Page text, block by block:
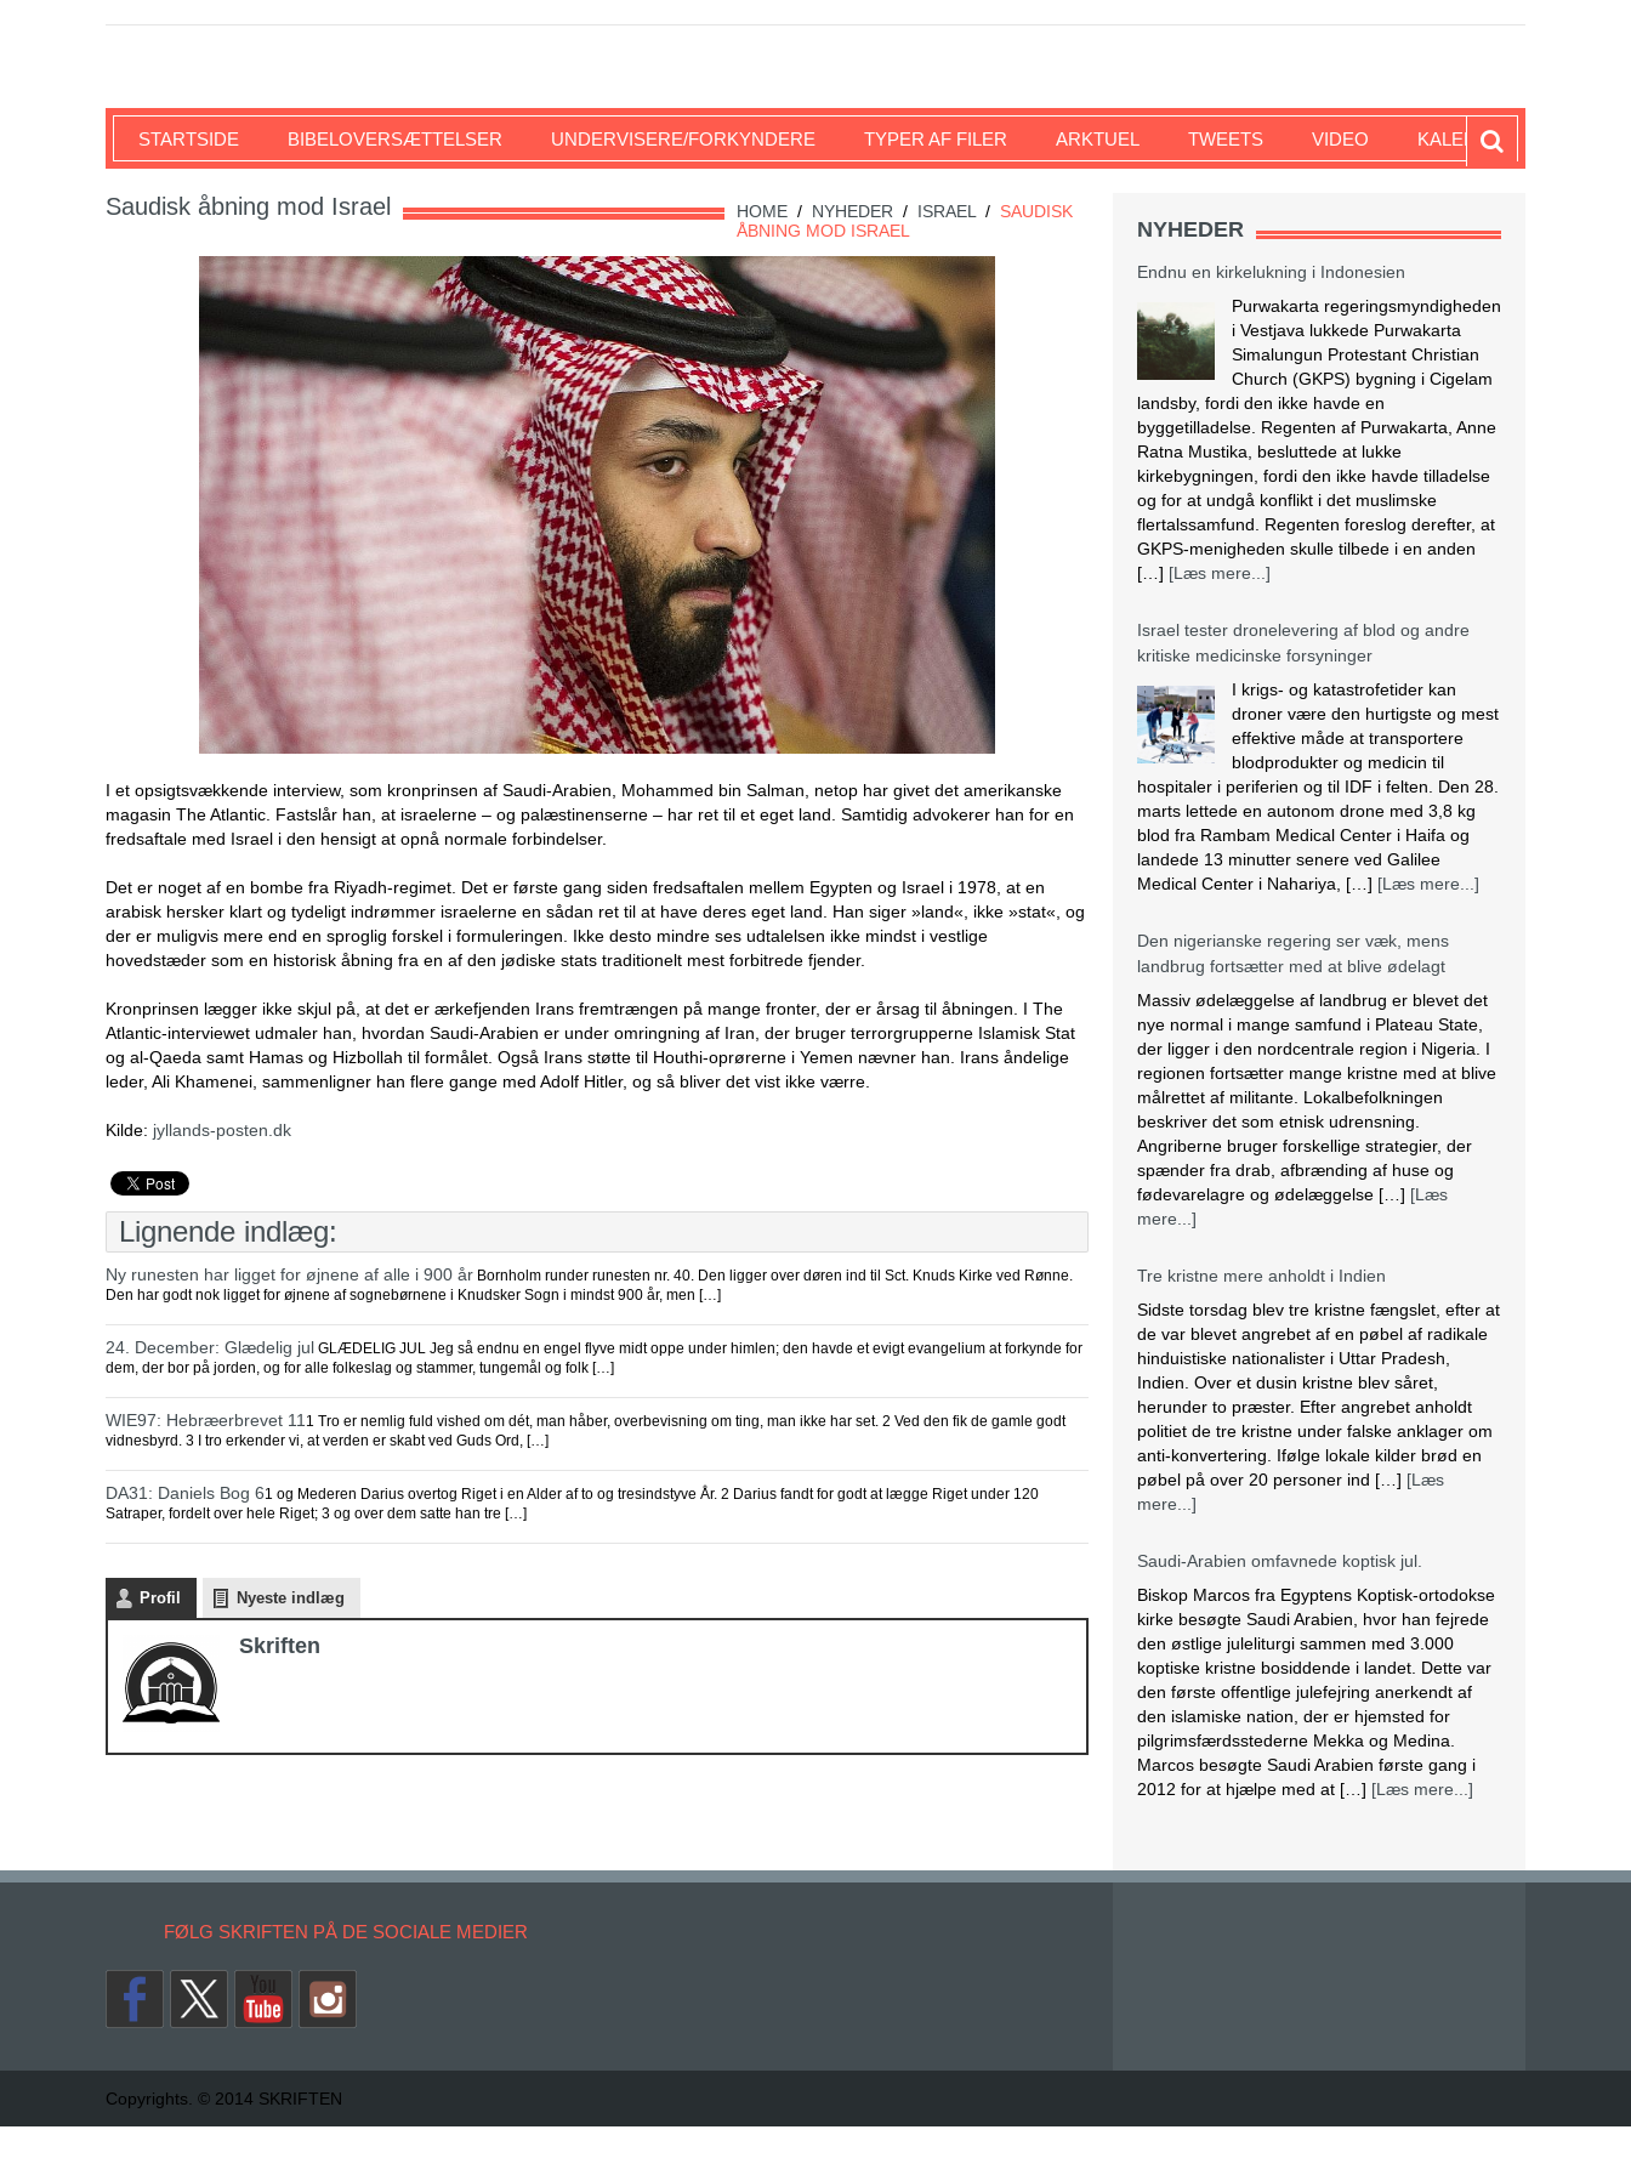
SKRIFTEN
STARTSIDE BIBELOVERSÆTTELSER UNDERVISERE/FORKYNDERE TYPER AF FILER ARKTUEL TWEETS VIDEO KALENDER
HOME / NYHEDER / ISRAEL / SAUDISK
ÅBNING MOD ISRAEL
Saudisk åbning mod Israel
I et opsigtsvækkende interview, som kronprinsen af Saudi-Arabien, Mohammed bin Salman, netop har givet det amerikanske
magasin The Atlantic. Fastslår han, at israelerne – og palæstinenserne – har ret til et eget land. Samtidig advokerer han for en
fredsaftale med Israel i den hensigt at opnå normale forbindelser.
Det er noget af en bombe fra Riyadh-regimet. Det er første gang siden fredsaftalen mellem Egypten og Israel i 1978, at en
arabisk hersker klart og tydeligt indrømmer israelerne en sådan ret til at have deres eget land. Han siger »land«, ikke »stat«, og
der er muligvis mere end en sproglig forskel i formuleringen. Ikke desto mindre ses udtalelsen ikke mindst i vestlige
hovedstæder som en historisk åbning fra en af den jødiske stats traditionelt mest forbitrede fjender.
Kronprinsen lægger ikke skjul på, at det er ærkefjenden Irans fremtrængen på mange fronter, der er årsag til åbningen. I The
Atlantic-interviewet udmaler han, hvordan Saudi-Arabien er under omringning af Iran, der bruger terrorgrupperne Islamisk Stat
og al-Qaeda samt Hamas og Hizbollah til formålet. Også Irans støtte til Houthi-oprørerne i Yemen nævner han. Irans åndelige
leder, Ali Khamenei, sammenligner han flere gange med Adolf Hitler, og så bliver det vist ikke værre.
Kilde: jyllands-posten.dk
Lignende indlæg:
Ny runesten har ligget for øjnene af alle i 900 år Bornholm runder runesten nr. 40. Den ligger over døren ind til Sct. Knuds Kirke ved Rønne.
Den har godt nok ligget for øjnene af sognebørnene i Knudsker Sogn i mindst 900 år, men […]
24. December: Glædelig jul GLÆDELIG JUL Jeg så endnu en engel flyve midt oppe under himlen; den havde et evigt evangelium at forkynde for
dem, der bor på jorden, og for alle folkeslag og stammer, tungemål og folk […]
WIE97: Hebræerbrevet 11 1 Tro er nemlig fuld vished om dét, man håber, overbevisning om ting, man ikke har set. 2 Ved den fik de gamle godt
vidnesbyrd. 3 I tro erkender vi, at verden er skabt ved Guds Ord, […]
DA31: Daniels Bog 61 og Mederen Darius overtog Riget i en Alder af to og tresindstyve År. 2 Darius fandt for godt at lægge Riget under 120
Satraper, fordelt over hele Riget; 3 og over dem satte han tre […]
Profil Nyeste indlæg
Skriften
NYHEDER
Endnu en kirkelukning i Indonesien
Purwakarta regeringsmyndigheden
i Vestjava lukkede Purwakarta
Simalungun Protestant Christian
Church (GKPS) bygning i Cigelam
landsby, fordi den ikke havde en
byggetilladelse. Regenten af Purwakarta, Anne
Ratna Mustika, besluttede at lukke
kirkebygningen, fordi den ikke havde tilladelse
og for at undgå konflikt i det muslimske
flertalssamfund. Regenten foreslog derefter, at
GKPS-menigheden skulle tilbede i en anden
[…] [Læs mere...]
Israel tester dronelevering af blod og andre
kritiske medicinske forsyninger
I krigs- og katastrofetider kan
droner være den hurtigste og mest
effektive måde at transportere
blodprodukter og medicin til
hospitaler i periferien og til IDF i felten. Den 28.
marts lettede en autonom drone med 3,8 kg
blod fra Rambam Medical Center i Haifa og
landede 13 minutter senere ved Galilee
Medical Center i Nahariya, […] [Læs mere...]
Den nigerianske regering ser væk, mens
landbrug fortsætter med at blive ødelagt
Massiv ødelæggelse af landbrug er blevet det
nye normal i mange samfund i Plateau State,
der ligger i den nordcentrale region i Nigeria. I
regionen fortsætter mange kristne med at blive
målrettet af militante. Lokalbefolkningen
beskriver det som etnisk udrensning.
Angriberne bruger forskellige strategier, der
spænder fra drab, afbrænding af huse og
fødevarelagre og ødelæggelse […] [Læs
mere...]
Tre kristne mere anholdt i Indien
Sidste torsdag blev tre kristne fængslet, efter at
de var blevet angrebet af en pøbel af radikale
hinduistiske nationalister i Uttar Pradesh,
Indien. Over et dusin kristne blev såret,
herunder to præster. Efter angrebet anholdt
politiet de tre kristne under falske anklager om
anti-konvertering. Ifølge lokale kilder brød en
pøbel på over 20 personer ind […] [Læs
mere...]
Saudi-Arabien omfavnede koptisk jul.
Biskop Marcos fra Egyptens Koptisk-ortodokse
kirke besøgte Saudi Arabien, hvor han fejrede
den østlige juleliturgi sammen med 3.000
koptiske kristne bosiddende i landet. Dette var
den første offentlige julefejring anerkendt af
den islamiske nation, der er hjemsted for
pilgrimsfærdsstederne Mekka og Medina.
Marcos besøgte Saudi Arabien første gang i
2012 for at hjælpe med at […] [Læs mere...]
lovændring
vist på nationalt […][Læs mere...]
Abbas erklærer alle aftaler med Israel og USA
FØLG SKRIFTEN PÅ DE SOCIALE MEDIER
Copyrights. © 2014 SKRIFTEN